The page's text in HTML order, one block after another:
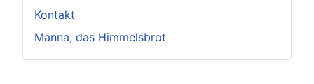
Kontakt
Manna, das Himmelsbrot